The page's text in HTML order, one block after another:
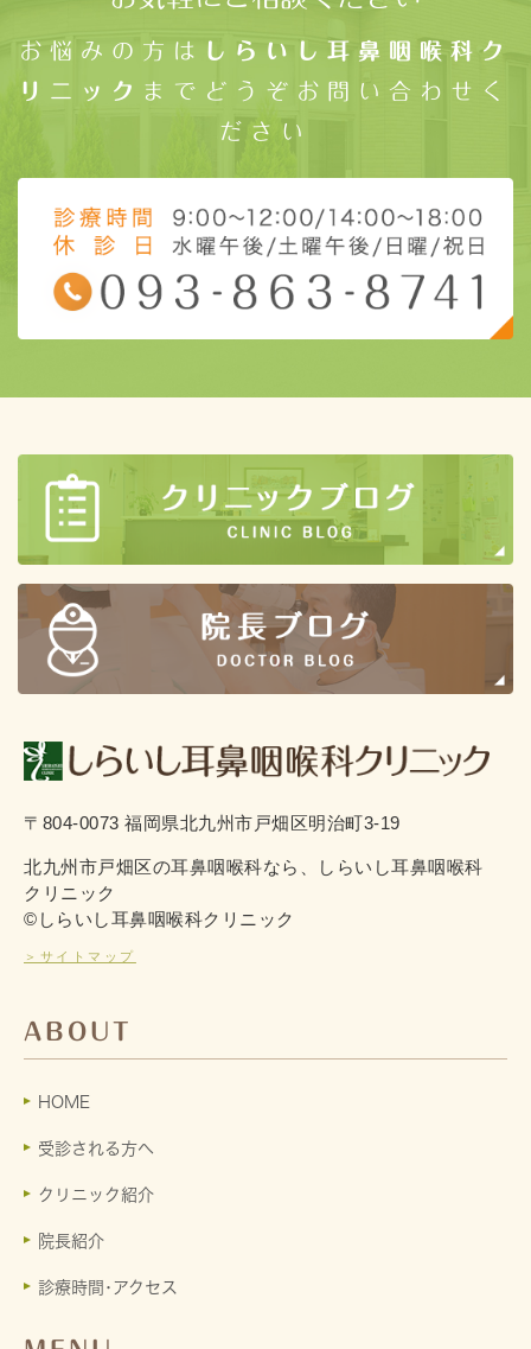
お悩みの方は しらいし耳鼻咽喉科ク
リニック までどうぞお問い合わせく
ださい
〒804-0073 福岡県北九州市戸畑区明治町3-19
北九州市戸畑区の耳鼻咽喉科なら、しらいし耳鼻咽喉科
クリニック
©しらいし耳鼻咽喉科クリニック
＞サイトマップ
ABOUT
HOME
受診される方へ
クリニック紹介
院長紹介
診療時間･アクセス